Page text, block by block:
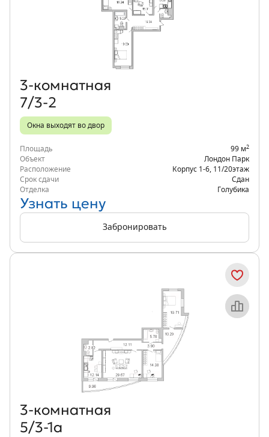
Объект месяца
3‑комнатная
7/3-2
Окна выходят во двор
Площадь 99 м2
Объект
Лондон Парк
Расположение
Корпус 1-6 11/20этаж
Срок сдачи
Сдан
Отделка
Голубика
Узнать цену
Забронировать
Объект месяца
3‑комнатная
5/3-1а